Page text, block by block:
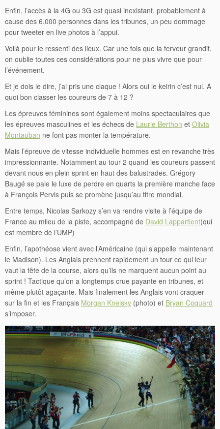
Enfin, l’accès à la 4G ou 3G est quasi inexistant, probablement à
cause des 6.000 personnes dans les tribunes, un peu dommage
pour tweeter en live photos à l’appui.
Voilà pour le ressenti des lieux. Car une fois que la ferveur grandit,
on oublie toutes ces considérations pour ne plus vivre que pour
l’événement.
Et je dois le dire, j’ai pris une claque ! Alors oui le keirin c’est nul. A
quoi bon classer les coureurs de 7 à 12 ?
Les épreuves féminines sont également moins spectaculaires que
les épreuves masculines et les échecs de Laurie Berthon et Olivia
Montauban ne font pas monter la température.
Mais l’épreuve de vitesse individuelle hommes est en revanche très
impressionnante. Notamment au tour 2 quand les coureurs passent
devant nous en plein sprint en haut des balustrades. Grégory
Baugé se paie le luxe de perdre en quarts la première manche face
à François Pervis puis se promène jusqu’au titre mondial.
Entre temps, Nicolas Sarkozy s’en va rendre visite à l’équipe de
France au mileu de la piste, accompagné de David Lappartient(qui
est membre de l’UMP)
Enfin, l’apothéose vient avec l’Américaine (qui s’appelle maintenant
le Madison). Les Anglais prennent rapidement un tour ce qui leur
vaut la tête de la course, alors qu’ils ne marquent aucun point au
sprint ! Tactique qu’on a longtemps crue payante en tribunes, et
même plutôt agaçante. Mais finalement les Anglais vont craquer
sur la fin et les Français Morgan Kneisky (photo) et Bryan Coquard
s’imposer.